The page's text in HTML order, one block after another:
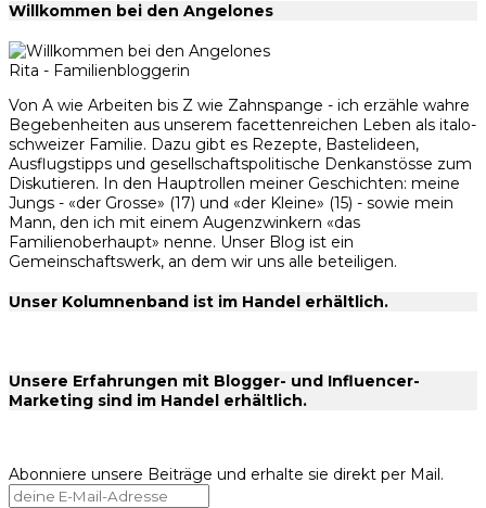
Willkommen bei den Angelones
Rita - Familienbloggerin
Von A wie Arbeiten bis Z wie Zahnspange - ich erzähle wahre
Begebenheiten aus unserem facettenreichen Leben als italo-
schweizer Familie. Dazu gibt es Rezepte, Bastelideen,
Ausflugstipps und gesellschaftspolitische Denkanstösse zum
Diskutieren. In den Hauptrollen meiner Geschichten: meine
Jungs - «der Grosse» (17) und «der Kleine» (15) - sowie mein
Mann, den ich mit einem Augenzwinkern «das
Familienoberhaupt» nenne. Unser Blog ist ein
Gemeinschaftswerk, an dem wir uns alle beteiligen.
Unser Kolumnenband ist im Handel erhältlich.
Unsere Erfahrungen mit Blogger- und Influencer-
Marketing sind im Handel erhältlich.
Abonniere unsere Beiträge und erhalte sie direkt per Mail.